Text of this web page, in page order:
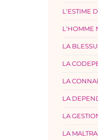
L'ESTIME
L'HOMME
LA
LA
LA
LA
LA
LA